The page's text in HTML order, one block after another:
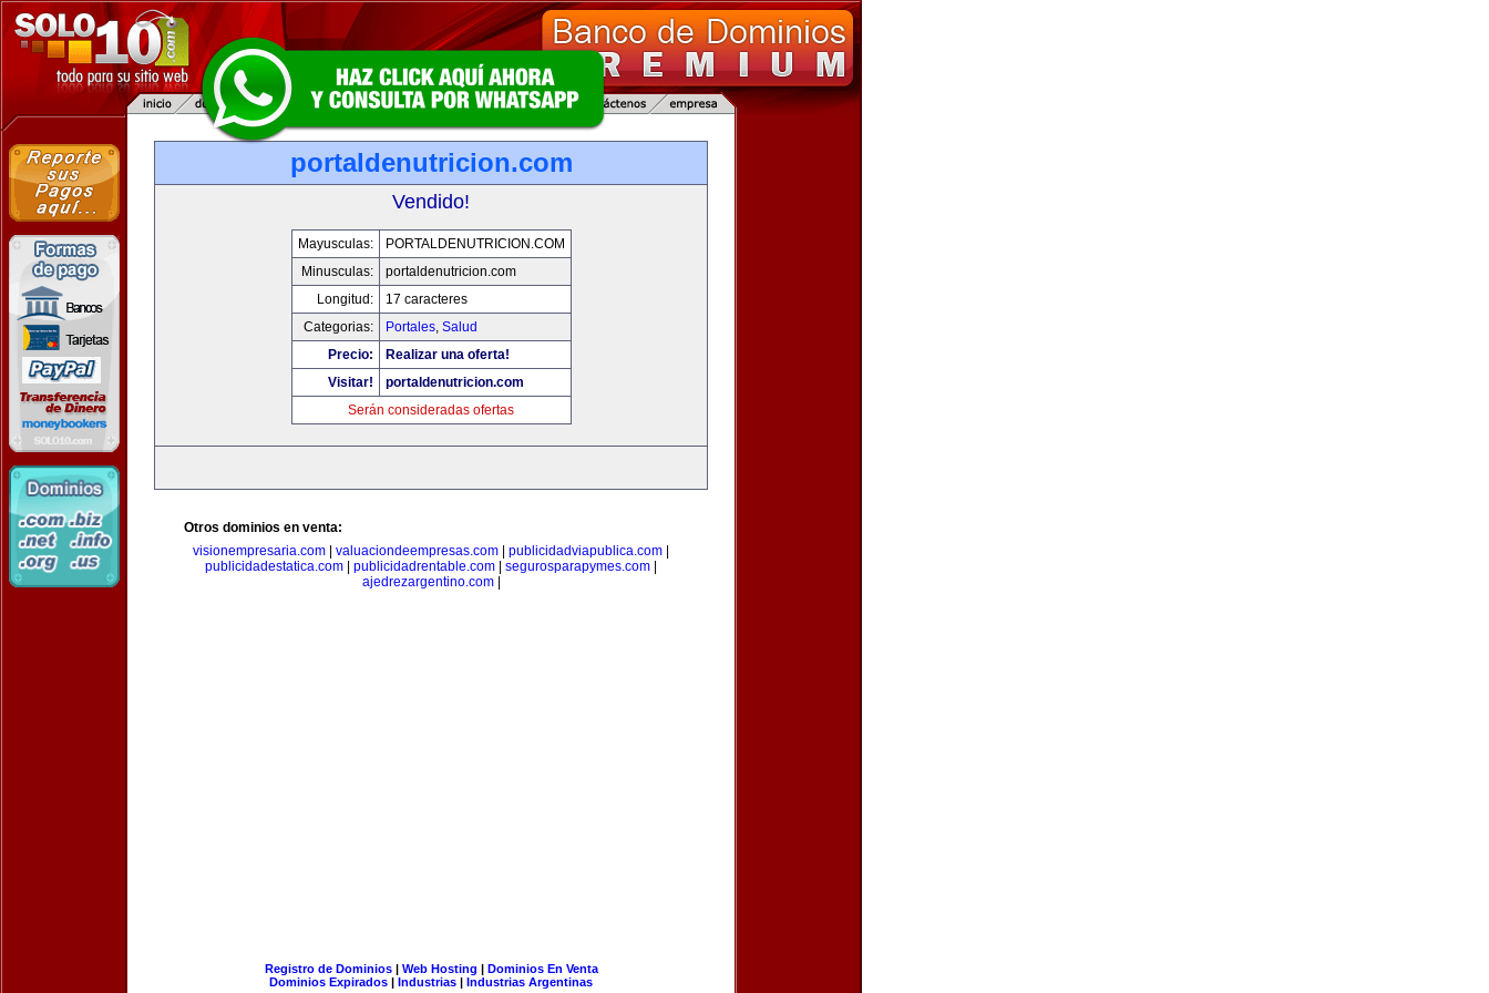
portaldenutricion.com
Vendido!
Mayusculas:
PORTALDENUTRICION.COM
Minusculas:
portaldenutricion.com
Longitud:
17 caracteres
Categorias:
Portales, Salud
Precio:
Realizar una oferta!
Visitar!
portaldenutricion.com
Serán consideradas ofertas
Otros dominios en venta:
visionempresaria.com
valuaciondeempresas.com publicidadviapublica.com
publicidadestatica.com
publicidadrentable.com segurosparapymes.com
ajedrezargentino.com|
Registro de Dominios| Web Hosting | Dominios En Venta
Dominios Expirados | Industrias | Industrias Argentinas